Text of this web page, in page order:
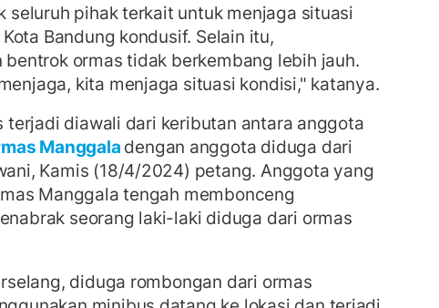
seluruh pihak terkait untuk menjaga situasi
Bandung kondusif. Selain itu,
bentrok ormas tidak berkembang lebih jauh.
kita menjaga situasi kondisi," katanya.
terjadi diawali dari keributan antara anggota
Manggala dengan anggota diduga dari
Kamis (18/4/2024) petang. Anggota yang
Manggala tengah membonceng
seorang laki-laki diduga dari ormas
diduga rombongan dari ormas